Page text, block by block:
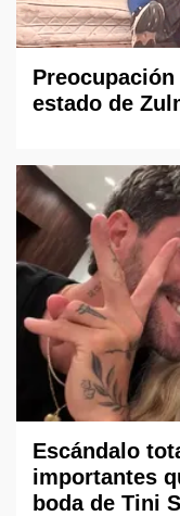
estado de
Escándalo
importantes
boda de Tini